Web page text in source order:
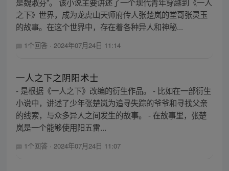
之下》世界，成为龙虎山天师府传人张楚岚的堂哥张灵玉
的故事。在这个世界中，存在着各种异人和神秘...
1个回答 · 2024年07月24日 11:14
一人之下之阴阳术士
- 是根据《一人之下》改编的衍生作品。 - 比如在一部衍生
小说中，讲述了少年张楚岚为追寻失踪的爷爷和寻找父亲
的线索，与众多异人之间发生的故事。 - 在故事里，张楚
岚是一个能够使用阳五雷...
1个回答 · 2024年07月24日 11:07